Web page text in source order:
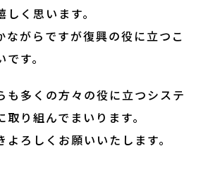
く思います。
ながらですが復興の役に立つこ
す。
も多くの方々の役に立つシステ
り組んでまいります。
ろしくお願いいたします。